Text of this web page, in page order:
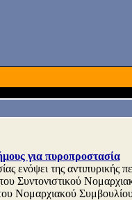
για πυροπροστασία
ενόψει της αντιπυρικής
Συντονιστικού
Νομαρχιακού